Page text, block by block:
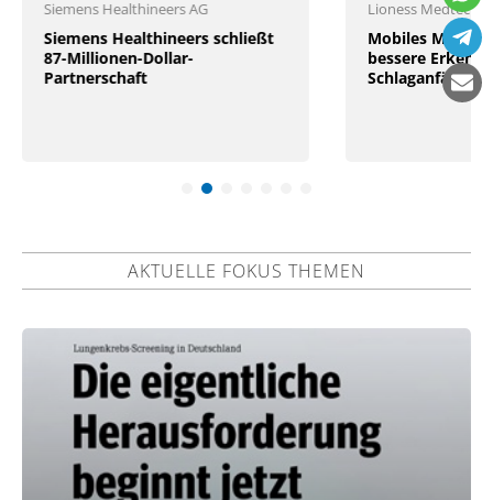
Siemens Healthineers AG
Siemens Healthineers schließt
87-Millionen-Dollar-
Partnerschaft
Lioness Medtech
Mobiles MRT
bessere
Schlaganfällen
AKTUELLE FOKUS THEMEN